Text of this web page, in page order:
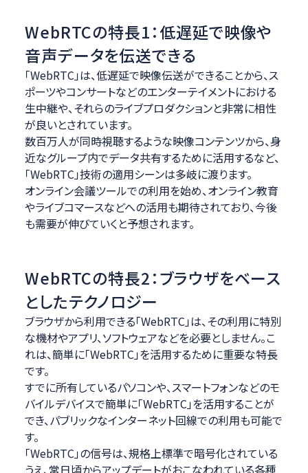
WebRTCの特長1：低遅延で映像や
音声データを伝送できる
「WebRTC」は、低遅延で映像伝送ができることから、ス
ポーツやコンサートなどのエンターテイメントにおける
生中継や、それらのライブプロダクションと非常に相性
が良いとされています。
数百万人が同時視聴するような映像コンテンツから、身
近なグループ内でデータ共有するために活用するなど、
「WebRTC」技術の適用シーンは多岐に渡ります。
オンライン会議ツールでの利用を始め、オンライン教育
やライブコマースなどへの活用も期待されており、今後
も需要が伸びていくと予想されます。
WebRTCの特長2：ブラウザをベース
としたテクノロジー
ブラウザから利用できる「WebRTC」は、その利用に特別
な機材やアプリ、ソフトウェアなどを必要としません。こ
れは、簡単に「WebRTC」を活用するために重要な特長
です。
すでに所有しているパソコンや、スマートフォンなどのモ
バイルデバイスで簡単に「WebRTC」を活用することが
でき、パブリックなインターネット回線での利用も可能で
す。
「WebRTC」の信号は、規格上標準で暗号化されている
うえ、常日頃からアップデートがおこなわれている各種